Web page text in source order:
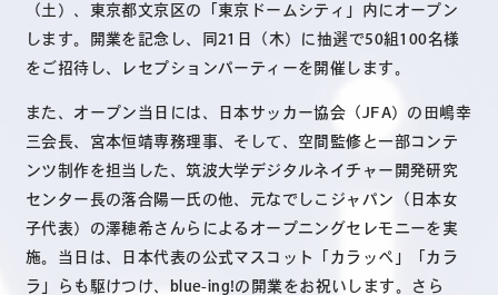
（土）、東京都文京区の「東京ドームシティ」内にオープン
します。開業を記念し、同21日（木）に抽選で50組100名様
をご招待し、レセプションパーティーを開催します。
また、オープン当日には、日本サッカー協会（JFA）の田嶋幸
三会長、宮本恒靖専務理事、そして、空間監修と一部コンテ
ンツ制作を担当した、筑波大学デジタルネイチャー開発研究
センター長の落合陽一氏の他、元なでしこジャパン（日本女
子代表）の澤穂希さんらによるオープニングセレモニーを実
施。当日は、日本代表の公式マスコット「カラッペ」「カラ
ラ」らも駆けつけ、blue-ing!の開業をお祝いします。さら